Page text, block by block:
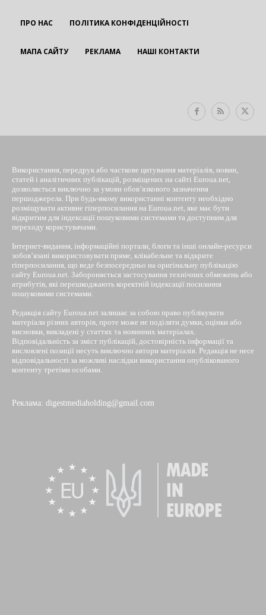
ПРО НАС ПОЛІТИКА КОНФІДЕНЦІЙНОСТІ
МАПА САЙТУ РЕКЛАМА НАШІ КОНТАКТИ
Використання, передрук або часткове цитування матеріалів, новин,
статей і аналітичних публікацій, розміщених на сайті Euroua.net,
дозволяється виключно за умови обов’язкового зазначення
першоджерела. При будь-якому використанні контенту необхідно
розміщувати активне гіперпосилання на Euroua.net, яке має бути
відкритим для індексації пошуковими системами та доступним для
переходу користувачами.
Інтернет-видання, інформаційні портали, блоги та інші онлайн-ресурси
зобов’язані використовувати пряме, клікабельне та відкрите
гіперпосилання, що веде безпосередньо на оригінальну публікацію
сайту Euroua.net. Забороняється застосування технічних обмежень або
атрибутів, які перешкоджають коректній індексації посилання
пошуковими системами.
Редакція сайту Euroua.net залишає за собою право публікувати
матеріали різних авторів, проте може не поділяти думки, оцінки або
висновки, викладені у статтях та новинних матеріалах.
Відповідальність за зміст публікацій, достовірність інформації та
висловлені позиції несуть виключно автори матеріалів. Редакція не несе
відповідальності за можливі наслідки використання опублікованого
контенту третіми особами.
Реклама: digestmediaholding@gmail.com